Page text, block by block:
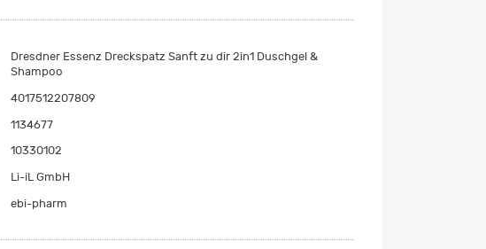
Dresdner Essenz Dreckspatz Sanft zu dir 2in1 Duschgel &
Shampoo
4017512207809
1134677
10330102
Li-iL GmbH
ebi-pharm